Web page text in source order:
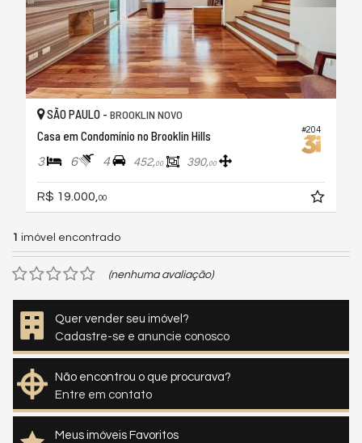
#204
SÃO PAULO - BROOKLIN NOVO
Casa em Condomínio no Brooklin Hills
3 6 4 452,00 390,00
R$ 19.000, 00
1 imóvel encontrado
(nenhuma avaliação)
Quer vender seu imóvel?
Cadastre-se e anuncie conosco
Não encontrou o que procurava?
Entre em contato
Meus imóveis Favoritos